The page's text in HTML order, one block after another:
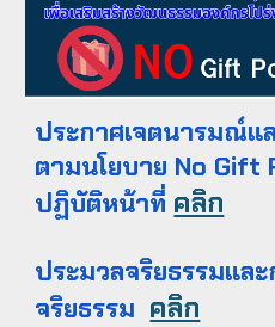
ประกาศเจตนารมณ์แ
ตามนโยบาย No Gift
ปฏิบัติหน้าที่ คลิก
ประมวลจริยธรรมแล
จริยธรรม คลิก